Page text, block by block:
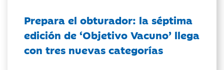
Prepara el obturador: la séptima
edición de ‘Objetivo Vacuno’ llega
con tres nuevas categorías